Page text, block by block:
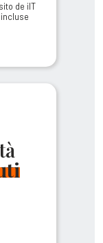
de ilT